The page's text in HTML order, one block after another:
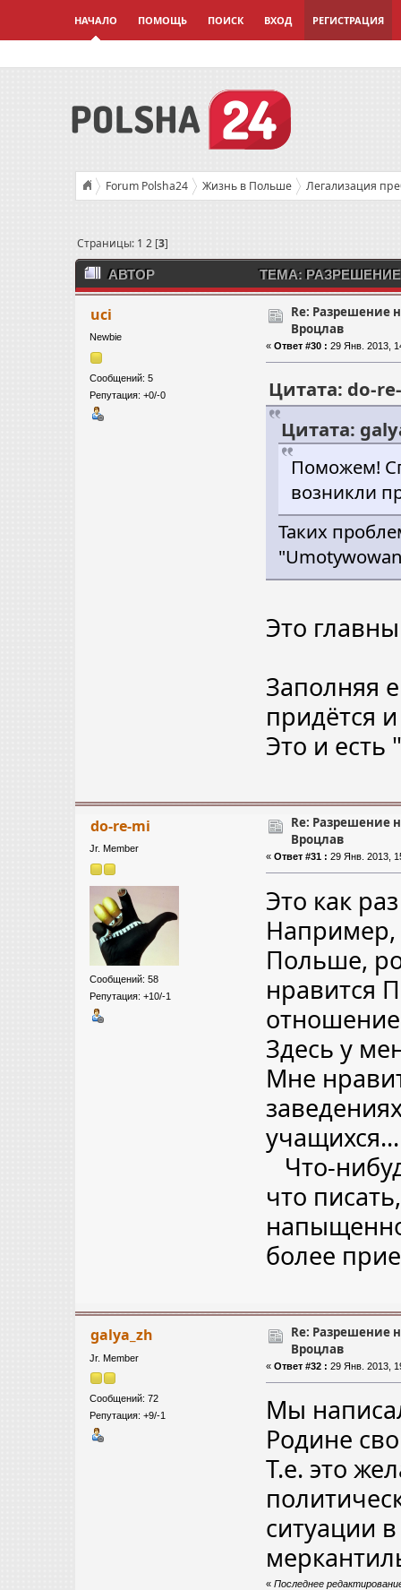
НАЧАЛО ПОМОЩЬ ПОИСК ВХОД РЕГИСТРАЦИЯ
Forum Polsha24 Жизнь в Польше Легализация
Страницы: 1 2[3]
АВТОР ТЕМА:
РАЗ)
uci
Newbie
Сообщений: 5
Репутация: +0/-0
Re: Разрешение
Вроцлав
« Ответ #30 : 29 Янв. 2013,
Цитата: do-
Цитата:
Поможем!
возникли
Таких
Это
Заполняя
придётся
Это и есть
do-re-mi
Jr. Member
Сообщений: 58
Репутация: +10/-1
Re: Разрешение
Вроцлав
« Ответ #31 : 29 Янв. 2013,
Это как
Например,
Польше,
нравится
отношение
Здесь у
Мне
Что-
что
более
galya_zh
Jr. Member
Сообщений: 72
Репутация: +9/-1
Re: Разрешение
Вроцлав
« Ответ #32 : 29 Янв. 2013,
Мы
Родине
Т.е. это
ситуации
« Последнее